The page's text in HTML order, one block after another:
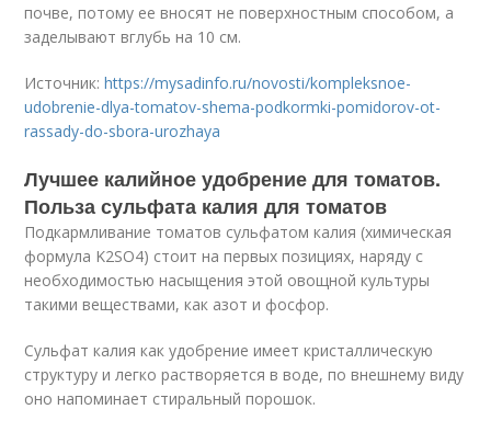
почве, потому ее вносят не поверхностным способом, а
заделывают вглубь на 10 см.
Источник:https://mysadinfo.ru/novosti/kompleksnoe-
udobrenie-dlya-tomatov-shema-podkormki-pomidorov-ot-
rassady-do-sbora-urozhaya
Лучшее калийное удобрение для томатов.
Польза сульфата калия для томатов
Подкармливание томатов сульфатом калия (химическая
формула K2SO4) стоит на первых позициях, наряду с
необходимостью насыщения этой овощной культуры
такими веществами, как азот и фосфор.
Сульфат калия как удобрение имеет кристаллическую
структуру и легко растворяется в воде, по внешнему виду
оно напоминает стиральный порошок.